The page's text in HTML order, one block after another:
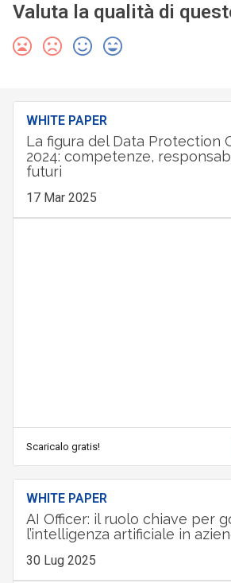
Valuta la qualità di
WHITE PAPER
La figura del Data Protection
2024: competenze,
futuri
17 Mar 2025
Scaricalo gratis!
WHITE PAPER
AI Officer: il ruolo chiave per
l’intelligenza artificiale in
30 Lug 2025